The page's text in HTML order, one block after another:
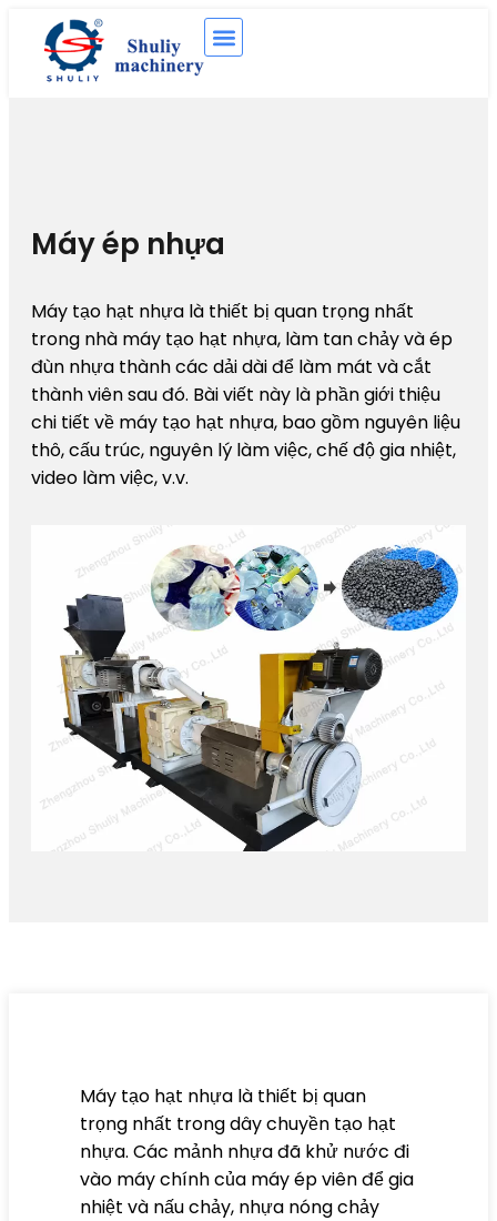
Máy ép nhựa
Máy tạo hạt nhựa là thiết bị quan trọng nhất
trong nhà máy tạo hạt nhựa, làm tan chảy và ép
đùn nhựa thành các dải dài để làm mát và cắt
thành viên sau đó. Bài viết này là phần giới thiệu
chi tiết về máy tạo hạt nhựa, bao gồm nguyên liệu
thô, cấu trúc, nguyên lý làm việc, chế độ gia nhiệt,
video làm việc, v.v.
Máy tạo hạt nhựa là thiết bị quan
trọng nhất trong dây chuyền tạo hạt
nhựa. Các mảnh nhựa đã khử nước đi
vào máy chính của máy ép viên để gia
nhiệt và nấu chảy, nhựa nóng chảy